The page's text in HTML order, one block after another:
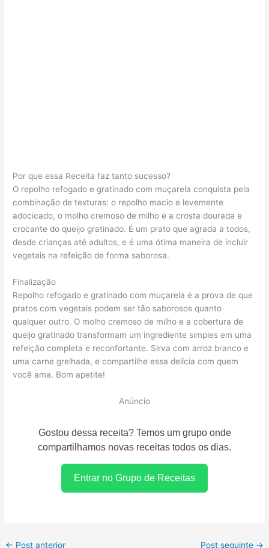
Por que essa Receita faz tanto sucesso?
O repolho refogado e gratinado com muçarela conquista pela
combinação de texturas: o repolho macio e levemente
adocicado, o molho cremoso de milho e a crosta dourada e
crocante do queijo gratinado. É um prato que agrada a todos,
desde crianças até adultos, e é uma ótima maneira de incluir
vegetais na refeição de forma saborosa.
Finalização
Repolho refogado e gratinado com muçarela é a prova de que
pratos com vegetais podem ser tão saborosos quanto
qualquer outro. O molho cremoso de milho e a cobertura de
queijo gratinado transformam um ingrediente simples em uma
refeição completa e reconfortante. Sirva com arroz branco e
uma carne grelhada, e compartilhe essa delícia com quem
você ama. Bom apetite!
Anúncio
Gostou dessa receita? Temos um grupo onde
compartilhamos novas receitas todos os dias.
Entrar no Grupo de Receitas
← Post anterior Post seguinte →